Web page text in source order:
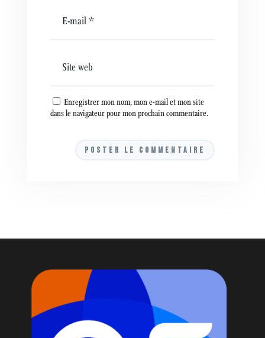
Enregistrer mon nom, mon e-mail et mon site
dans le navigateur pour mon prochain commentaire.